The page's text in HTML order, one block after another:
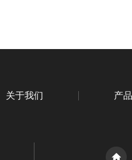
关于我们 产